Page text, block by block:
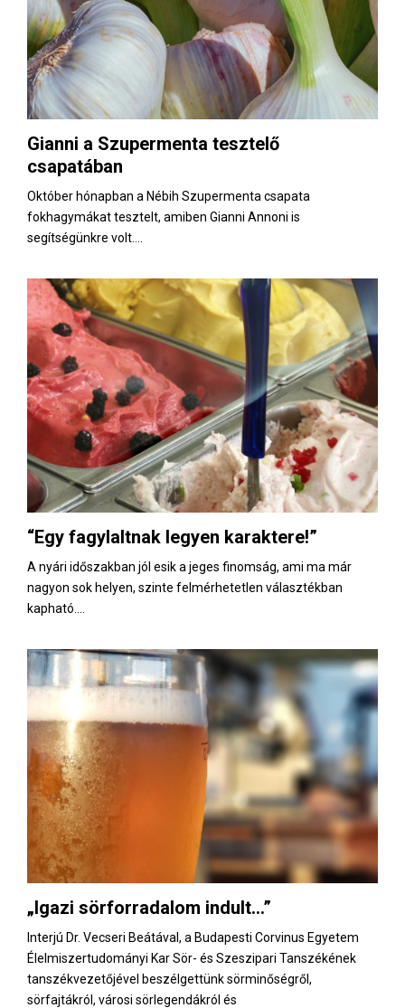
Gianni a Szupermenta tesztelő
csapatában
Október hónapban a Nébih Szupermenta csapata
fokhagymákat tesztelt, amiben Gianni Annoni is
segítségünkre volt....
“Egy fagylaltnak legyen karaktere!”
A nyári időszakban jól esik a jeges finomság, ami ma már
nagyon sok helyen, szinte felmérhetetlen választékban
kapható....
„Igazi sörforradalom indult…”
Interjú Dr. Vecseri Beátával, a Budapesti Corvinus Egyetem
Élelmiszertudományi Kar Sör- és Szeszipari Tanszékének
tanszékvezetőjével beszélgettünk sörminőségről,
sörfajtákról, városi sörlegendákról és